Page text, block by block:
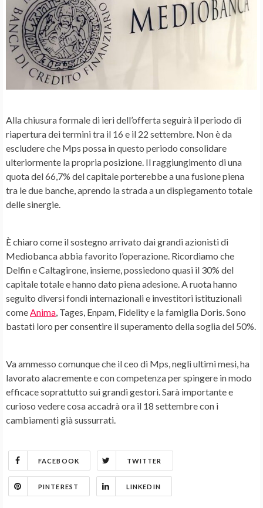
Alla chiusura formale di ieri dell’offerta seguirà il periodo di
riapertura dei termini tra il 16 e il 22 settembre. Non è da
escludere che Mps possa in questo periodo consolidare
ulteriormente la propria posizione. Il raggiungimento di una
quota del 66,7% del capitale porterebbe a unafusione piena
tra le due banche, aprendo la strada a un dispiegamento totale
delle sinergie.
È chiaro come il sostegno arrivato daigrandi azionisti di
Mediobancaabbia favorito l’operazione. Ricordiamo che
Delfin e Caltagirone , insieme, possiedono quasi il 30% del
capitale totale e hanno dato piena adesione. A ruota hanno
seguito diversi fondi internazionali e investitori istituzionali
come Anima , Tages, Enpam, Fidelity e la famiglia Doris. Sono
bastati loro per consentire il superamento della soglia del 50%.
Va ammesso comunque che il ceo di Mps, negli ultimi mesi, ha
lavorato alacremente e con competenza per spingere in modo
efficace soprattutto sui grandi gestori. Sarà importante e
curioso vedere cosa accadrà ora il 18 settembre con i
cambiamenti già sussurrati.
FACEBOOK TWITTER
PINTEREST LINKEDIN